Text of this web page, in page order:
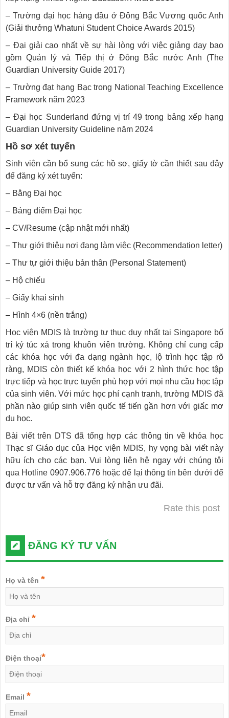
– Trường đại học hàng đầu ở Đông Bắc Vương quốc Anh
(Giải thưởng Whatuni Student Choice Awards 2015)
– Đại giải cao nhất về sự hài lòng với việc giảng dạy bao
gồm Quản lý và Tiếp thị ở Đông Bắc nước Anh (The
Guardian University Guide 2017)
– Trường đạt hạng Bạc trong National Teaching Excellence
Framework năm 2023
– Đại học Sunderland đứng vị trí 49 trong bảng xếp hạng
Guardian University Guideline năm 2024
Hồ sơ xét tuyển
Sinh viên cần bổ sung các hồ sơ, giấy tờ cần thiết sau đây
để đăng ký xét tuyển:
– Bằng Đại học
– Bảng điểm Đại học
– CV/Resume (cập nhật mới nhất)
– Thư giới thiệu nơi đang làm việc (Recommendation letter)
– Thư tự giới thiệu bản thân (Personal Statement)
– Hộ chiếu
– Giấy khai sinh
– Hình 4×6 (nền trắng)
Học viện MDIS là trường tư thục duy nhất tại Singapore bố
trí ký túc xá trong khuôn viên trường. Không chỉ cung cấp
các khóa học với đa dạng ngành học, lộ trình học tập rõ
ràng, MDIS còn thiết kế khóa học với 2 hình thức học tập
trực tiếp và học trực tuyến phù hợp với mọi nhu cầu học tập
của sinh viên. Với mức học phí cạnh tranh, trường MDIS đã
phần nào giúp sinh viên quốc tế tiến gần hơn với giấc mơ
du học.
Bài viết trên DTS đã tổng hợp các thông tin về khóa học
Thạc sĩ Giáo dục của Học viện MDIS, hy vọng bài viết này
hữu ích cho các bạn. Vui lòng liên hệ ngay với chúng tôi
qua Hotline 0907.906.776 hoặc để lại thông tin bên dưới để
được tư vấn và hỗ trợ đăng ký nhận ưu đãi.
Rate this post
ĐĂNG KÝ TƯ VẤN
Họ và tên *
Địa chỉ *
Điện thoại*
Email *